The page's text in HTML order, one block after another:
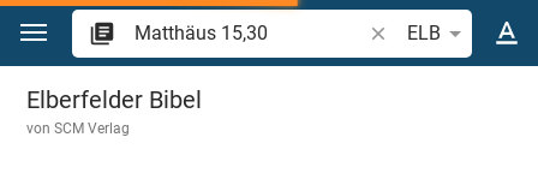
Zum Inhalt springen
Bibelstelle oder
ELB
Matthäus 15
Elberfelder Bibel
vonSCM Verlag